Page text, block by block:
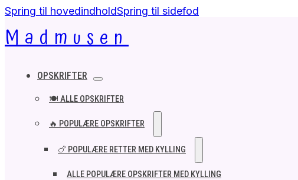
Spring til hovedindholdSpring til sidefod
Madmusen
OPSKRIFTER
🍽️ ALLE OPSKRIFTER
🔥 POPULÆRE OPSKRIFTER
🍗 POPULÆRE RETTER MED KYLLING
ALLE POPULÆRE OPSKRIFTER MED KYLLING